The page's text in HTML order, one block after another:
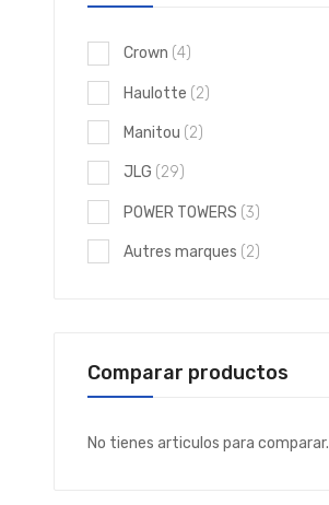
Crown 4
elementos
Haulotte 2
elementos
Manitou 2
elementos
JLG 29
elementos
POWER TOWERS 3
elementos
Autres marques 2
elementos
Comparar productos
No tienes articulos para comparar.